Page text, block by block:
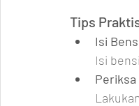
Tips
Isi
Isi
Periksa